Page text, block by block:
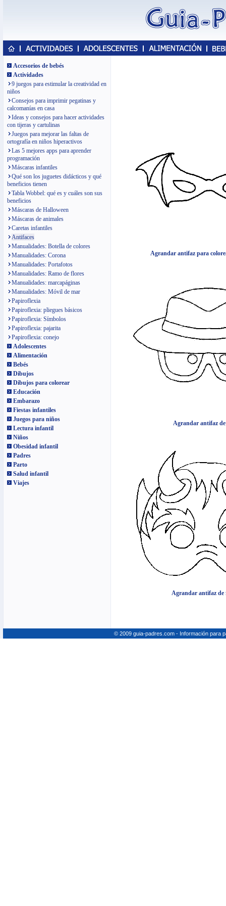
Accesorios de bebés
Actividades
9 juegos para estimular la creatividad en
niños
Consejos para imprimir pegatinas y
calcomanías en casa
Ideas y consejos para hacer actividades
con tijeras y cartulinas
Juegos para mejorar las faltas de
ortografía en niños hiperactivos
Las 5 mejores apps para aprender
programación
Máscaras infantiles
Qué son los juguetes didácticos y qué
beneficios tienen
Tabla Wobbel: qué es y cuáles son sus
beneficios
Máscaras de Halloween
Máscaras de animales
Caretas infantiles
Antifaces
Manualidades: Botella de colores
Manualidades: Corona
Manualidades: Portafotos
Manualidades: Ramo de flores
Manualidades: marcapáginas
Manualidades: Móvil de mar
Papiroflexia
Papiroflexia: pliegues básicos
Papiroflexia: Símbolos
Papiroflexia: pajarita
Papiroflexia: conejo
Adolescentes
Alimentación
Bebés
Dibujos
Dibujos para colorear
Educación
Embarazo
Fiestas infantiles
Juegos para niños
Lectura infantil
Niños
Obesidad infantil
Padres
Parto
Salud infantil
Viajes
Agrandar antifaz para
Agrandar antifaz
Agrandar antifaz de
© 2009 guia-padres.com - Información para